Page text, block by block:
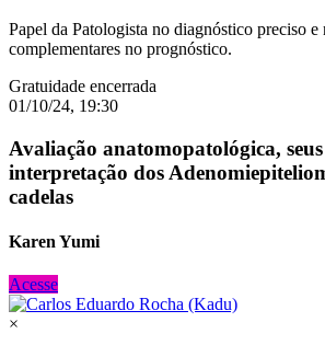
Papel da Patologista no diagnóstico preciso e
complementares no prognóstico.
Gratuidade encerrada
01/10/24, 19:30
Avaliação anatomopatológica,
interpretação dos
cadelas
Karen Yumi
Acesse
×